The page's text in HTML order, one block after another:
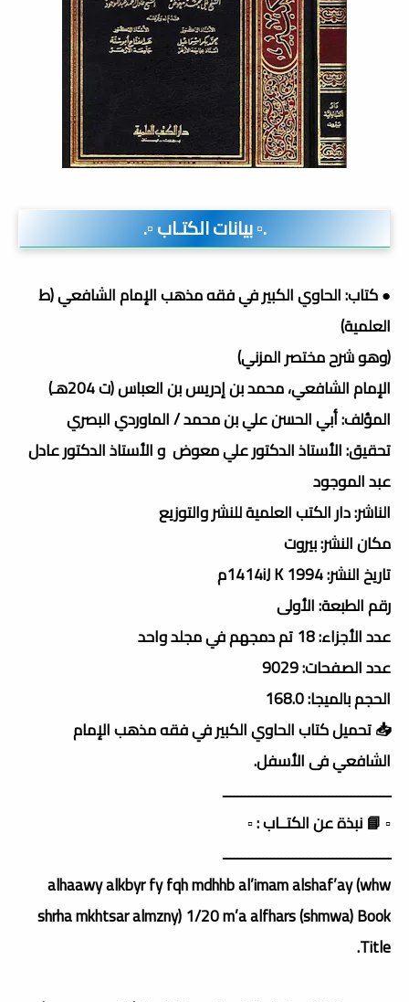
.▫️ بيانات الكتـاب ▫️.
● كتاب: الحاوي الكبير في فقه مذهب الإمام الشافعي (ط
العلمية)
(وهو شرح مختصر المزني)
الإمام الشافعي، محمد بن إدريس بن العباس (ت 204هـ)
المؤلف: أبي الحسن علي بن محمد / الماوردي البصري
تحقيق: الأستاذ الدكتور علي معوض و الأستاذ الدكتور عادل
عبد الموجود
الناشر: دار الكتب العلمية للنشر والتوزيع
مكان النشر: بيروت
تاريخ النشر: 1414iJ K 1994م
رقم الطبعة: الأولى
عدد الأجزاء: 18 تم دمجهم في مجلد واحد
عدد الصفحات: 9029
الحجم بالميجا: 168.0
📥 تحميل كتابالحاوي الكبير في فقه مذهب الإمام
الشافعيفى الأسفل.
ــــــــــــــــــــــــــــــــــــــــــــــ
▫️ 📘 نبذة عن الكتــاب : ▫️
ــــــــــــــــــــــــــــــــــــــــــــــ
alhaawy alkbyr fy fqh mdhhb al’imam alshaf’ay (whw
shrha mkhtsar almzny) 1/20 m’a alfhars (shmwa) Book
Title.